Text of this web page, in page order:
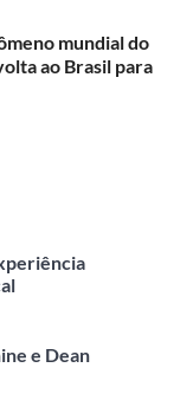
mundial do
ao Brasil para
e Dean